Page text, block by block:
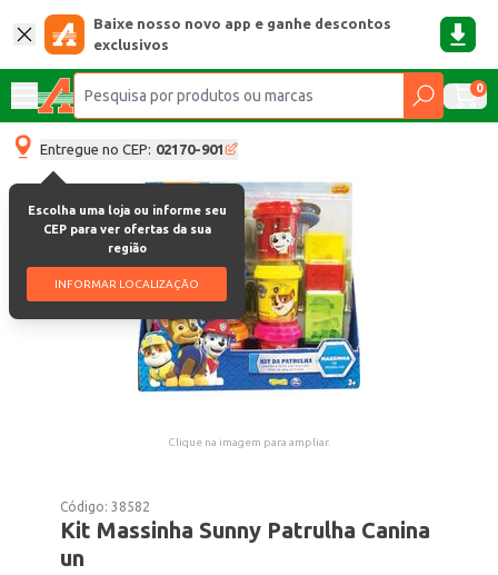
Baixe nosso novo app e ganhe descontos
exclusivos
0
Entregue no CEP: 02170-901
Escolha uma loja ou informe seu
CEP para ver ofertas da sua
região
INFORMAR LOCALIZAÇÃO
Clique na imagem para ampliar.
Código:38582
Kit Massinha Sunny Patrulha Canina
un